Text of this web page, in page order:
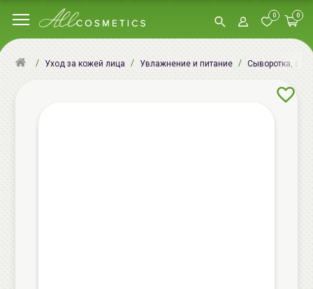
0 0
Уход за кожей лица Увлажнение и питание Сыворотка,